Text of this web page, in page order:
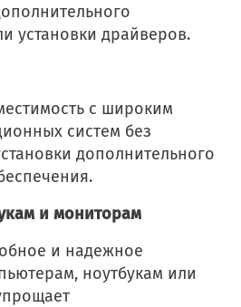
установки драйверов.
с широким
систем без
дополнительного
и мониторам
и надежное
ноутбукам или